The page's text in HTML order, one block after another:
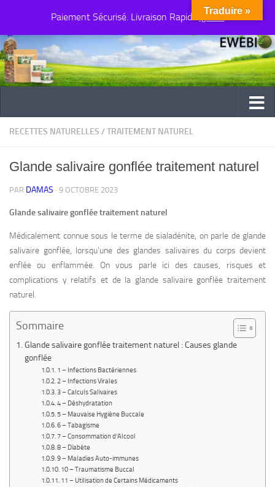
Paiement Sécurisé. Livraison Rapide Ignorer
Au dessous du contenu
RECETTES NATURELLES /TRAITEMENT NATUREL
Glande salivaire gonflée traitement naturel
PAR DAMAS · 9 OCTOBRE 2023
Glande salivaire gonflée traitement naturel
Médicalement connue sous le terme de sialadénite, on parle de glande
salivaire gonflée, lorsqu’une des glandes salivaires du corps devient
enflée ou enflammée. On vous parle ici des causes, risques et
complications y relatifs et de la glande salivaire gonflée traitement
naturel.
Sommaire
Glande salivaire gonflée traitement naturel : Causes glande
gonflée
1 – Infections Bactériennes
2 – Infections Virales
3 – Calculs Salivaires
4 – Déshydratation
5 – Mauvaise Hygiène Buccale
6 – Tabagisme
7 – Consommation d’Alcool
8 – Diabète
9 – Maladies Auto-immunes
10 – Traumatisme Buccal
11 – Utilisation de Certains Médicaments
Traduire »